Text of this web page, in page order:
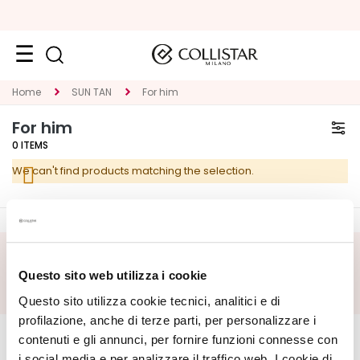
Questo sito web utilizza i cookie
Questo sito utilizza cookie tecnici, analitici e di
profilazione, anche di terze parti, per personalizzare i
contenuti e gli annunci, per fornire funzioni connesse con
Face
C
A
T
E
O
S
p
e
c
Home SUN TAN For him
For him
0 ITEMS
We can't find products matching the selection.
CORPORATE
About Us
MY PROFILE
Account Information